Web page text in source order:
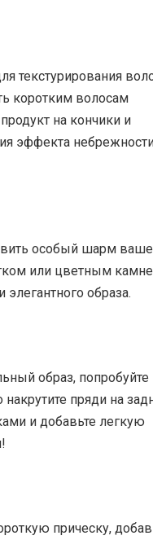
текстурирования
коротким волосам
на кончики и
эффекта
особый шарм
или цветным
образа.
образ, попробуйте
пряди на
и добавьте легкую
прическу,